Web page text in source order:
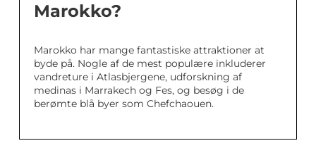
Marokko?
Marokko har mange fantastiske attraktioner at
byde på. Nogle af de mest populære inkluderer
vandreture i Atlasbjergene, udforskning af
medinas i Marrakech og Fes, og besøg i de
berømte blå byer som Chefchaouen.